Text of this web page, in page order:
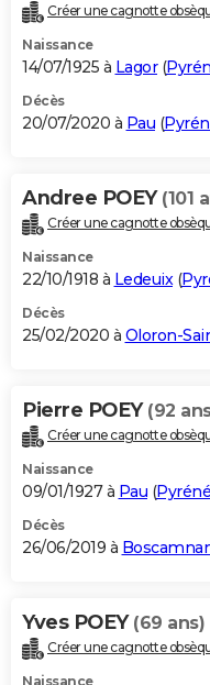
Créer une cagnotte
Naissance
14/07/1925 à Lagor(
Décès
20/07/2020 à Pau (
Andree POEY (101
Créer une cagnotte
Naissance
22/10/1918 à Ledeuix(
Décès
25/02/2020 à Oloron-
Pierre POEY (92
Créer une cagnotte
Naissance
09/01/1927 à Pau (
Décès
26/06/2019 à
Yves POEY (69 ans)
Créer une cagnotte
Naissance